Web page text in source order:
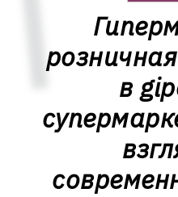
в